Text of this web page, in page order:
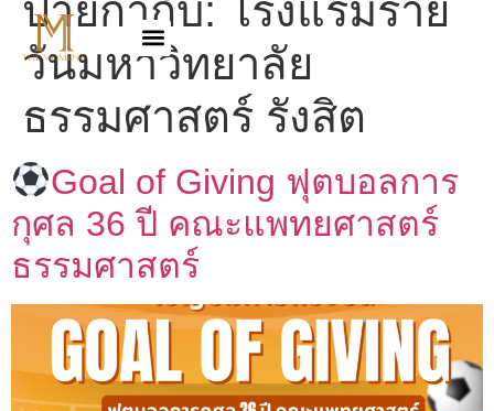
ป้ายกำกับ: โรงแรมราย
วันมหาวิทยาลัย
ธรรมศาสตร์ รังสิต
Goal of Giving ฟุตบอลการ
กุศล 36 ปี คณะแพทยศาสตร์
ธรรมศาสตร์